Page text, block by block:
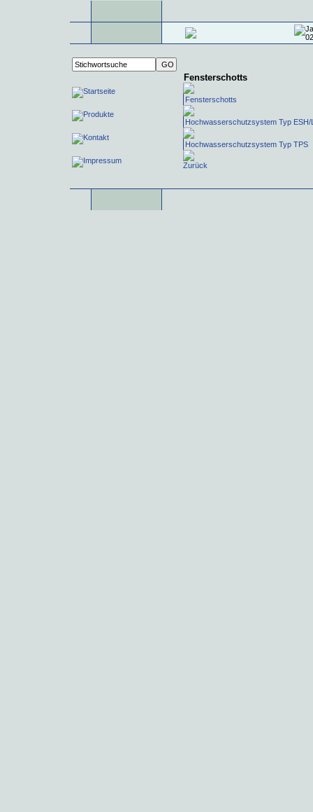
Fensterschotts
Fensterschotts
Hochwasserschutzsystem Typ ESH/
Hochwasserschutzsystem Typ TPS
Zurück